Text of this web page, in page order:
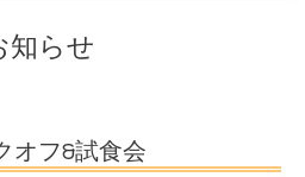
知らせ
オフ&試食会